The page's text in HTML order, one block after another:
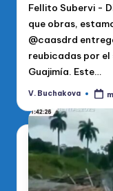
Fellito Subervi -
que obras,
@caasdrd
reubicadas por
Guajimía. Este…
Publicado
V. Buchakova